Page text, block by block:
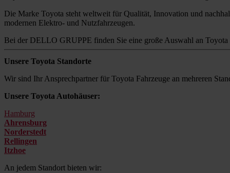
Die Marke Toyota steht weltweit für Qualität, Innovation und
modernen Elektro- und Nutzfahrzeugen.
Bei der DELLO GRUPPE finden Sie eine große Auswahl an
Unsere Toyota Standorte
Wir sind Ihr Ansprechpartner für Toyota Fahrzeuge an mehreren
Unsere Toyota Autohäuser:
Hamburg
Ahrensburg
Norderstedt
Rellingen
Itzhoe
An jedem Standort bieten wir: